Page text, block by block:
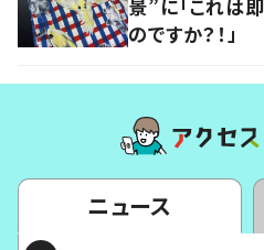
景”に「これは
のですか？！」
ニュース